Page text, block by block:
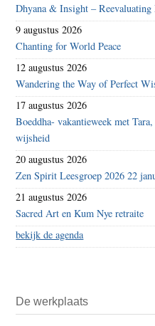
Dhyana & Insight – Reevaluating
9 augustus 2026
Chanting for World Peace
12 augustus 2026
Wandering the Way of Perfect
17 augustus 2026
Boeddha- vakantieweek met
wijsheid
20 augustus 2026
Zen Spirit Leesgroep 2026 22
21 augustus 2026
Sacred Art en Kum Nye retraite
bekijk de agenda
De werkplaats